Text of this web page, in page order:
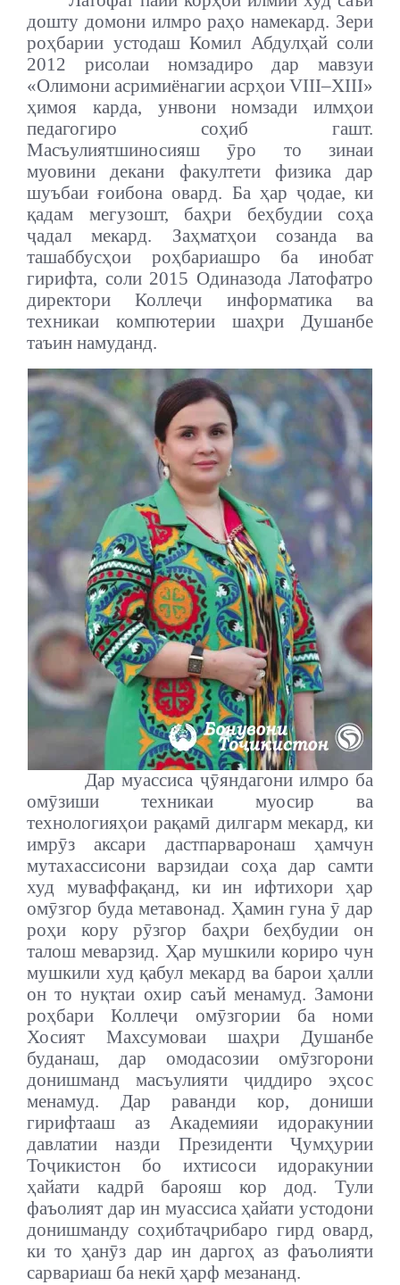
дошту домони илмро раҳо намекард. Зери
роҳбарии устодаш Комил Абдулҳай соли
2012 рисолаи номзадиро дар мавзуи
«Олимони асримиёнагии асрҳои VIII–XIII»
ҳимоя карда, унвони номзади илмҳои
педагогиро соҳиб гашт.
Масъулиятшиносияш ӯро то зинаи
муовини декани факултети физика дар
шуъбаи ғоибона овард. Ба ҳар ҷодае, ки
қадам мегузошт, баҳри беҳбудии соҳа
ҷадал мекард. Заҳматҳои созанда ва
ташаббусҳои роҳбариашро ба инобат
гирифта, соли 2015 Одиназода Латофатро
директори Коллеҷи информатика ва
техникаи компютерии шаҳри Душанбе
таъин намуданд.
Дар муассиса ҷӯяндагони илмро ба
омӯзиши техникаи муосир ва
технологияҳои рақамӣ дилгарм мекард, ки
имрӯз аксари дастпарваронаш ҳамчун
мутахассисони варзидаи соҳа дар самти
худ муваффақанд, ки ин ифтихори ҳар
омӯзгор буда метавонад. Ҳамин гуна ӯ дар
роҳи кору рӯзгор баҳри беҳбудии он
талош меварзид. Ҳар мушкили кориро чун
мушкили худ қабул мекард ва барои ҳалли
он то нуқтаи охир саъй менамуд. Замони
роҳбари Коллеҷи омӯзгории ба номи
Хосият Махсумоваи шаҳри Душанбе
буданаш, дар омодасозии омӯзгорони
донишманд масъулияти ҷиддиро эҳсос
менамуд. Дар раванди кор, дониши
гирифтааш аз Академияи идоракунии
давлатии назди Президенти Ҷумҳурии
Тоҷикистон бо ихтисоси идоракунии
ҳайати кадрӣ барояш кор дод. Тули
фаъолият дар ин муассиса ҳайати устодони
донишманду соҳибтаҷрибаро гирд овард,
ки то ҳанӯз дар ин даргоҳ аз фаъолияти
сарвариаш ба некӣ ҳарф мезананд.